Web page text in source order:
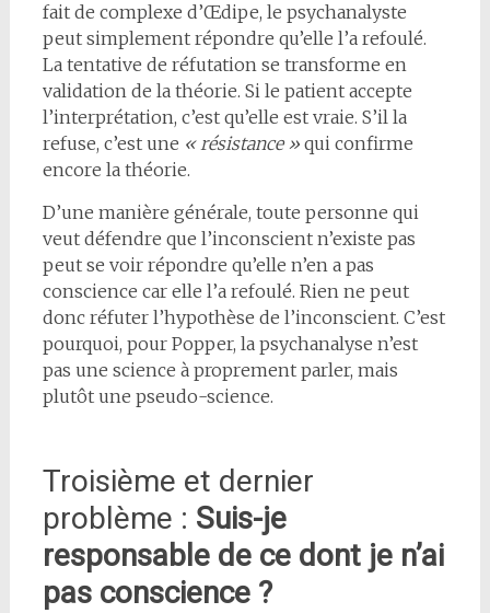
fait de complexe d’Œdipe, le psychanalyste
peut simplement répondre qu’elle l’a refoulé.
La tentative de réfutation se transforme en
validation de la théorie. Si le patient accepte
l’interprétation, c’est qu’elle est vraie. S’il la
refuse, c’est une « résistance »qui confirme
encore la théorie.
D’une manière générale, toute personne qui
veut défendre que l’inconscient n’existe pas
peut se voir répondre qu’elle n’en a pas
conscience car elle l’a refoulé. Rien ne peut
donc réfuter l’hypothèse de l’inconscient. C’est
pourquoi, pour Popper, la psychanalyse n’est
pas une science à proprement parler, mais
plutôt une pseudo-science.
Troisième et dernier
problème : Suis-je
responsable de ce dont je n’ai
pas conscience ?